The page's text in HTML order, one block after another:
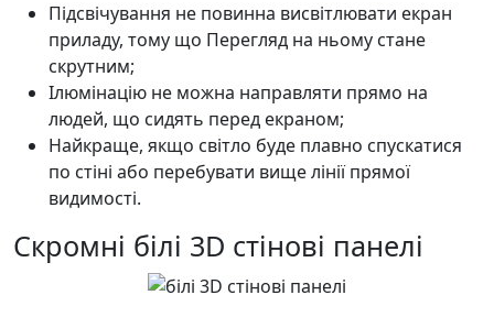
Підсвічування не повинна висвітлювати екран
приладу, тому що Перегляд на ньому стане
скрутним;
Ілюмінацію не можна направляти прямо на
людей, що сидять перед екраном;
Найкраще, якщо світло буде плавно спускатися
по стіні або перебувати вище лінії прямої
видимості.
Скромні білі 3D стінові панелі